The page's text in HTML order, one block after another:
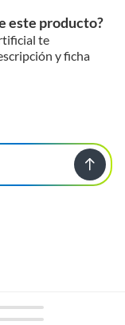
este producto?
te
y ficha